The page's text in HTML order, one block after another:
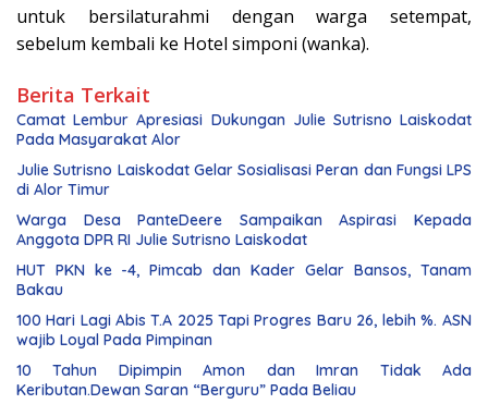
untuk bersilaturahmi dengan warga setempat,
sebelum kembali ke Hotel simponi (wanka).
Berita Terkait
Camat Lembur Apresiasi Dukungan Julie Sutrisno Laiskodat
Pada Masyarakat Alor
Julie Sutrisno Laiskodat Gelar Sosialisasi Peran dan Fungsi LPS
di Alor Timur
Warga Desa PanteDeere Sampaikan Aspirasi Kepada
Anggota DPR RI Julie Sutrisno Laiskodat
HUT PKN ke -4, Pimcab dan Kader Gelar Bansos, Tanam
Bakau
100 Hari Lagi Abis T.A 2025 Tapi Progres Baru 26, lebih %. ASN
wajib Loyal Pada Pimpinan
10 Tahun Dipimpin Amon dan Imran Tidak Ada
Keributan.Dewan Saran “Berguru” Pada Beliau